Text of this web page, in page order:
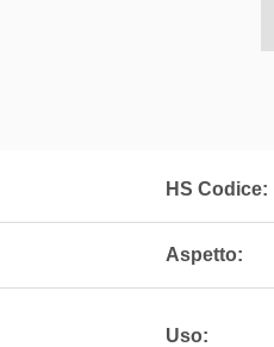
HS Codice:
Aspetto:
Uso: